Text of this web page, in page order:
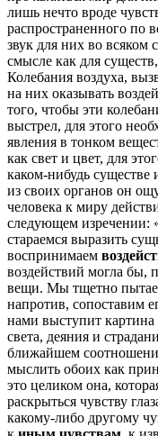
лишь нечто вроде
распространенного по
звук для них во всяком
смысле как для
Колебания воздуха,
на них оказывать
того, чтобы эти
выстрел, для этого
явления в тонком
как свет и цвет, для
каком-нибудь
из своих органов он
человека к миру
следующем изречении:
стараемся выразить
воспринимаем
воздействий могла бы,
вещи. Мы тщетно
напротив, сопоставим
нами выступит картина
света, деяния и
ближайшем
мыслить обоих как
это целиком она,
раскрыться чувству
какому-либо другому